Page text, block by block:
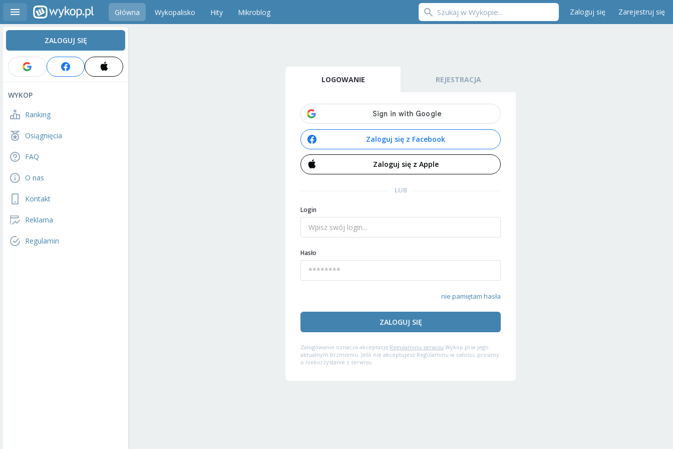
Główna Wykopalisko Hity Mikroblog Zaloguj się Zarejestruj się
ZALOGUJ SIĘ
WYKOP
Ranking
Osiągnięcia
FAQ
O nas
Kontakt
Reklama
Regulamin
LOGOWANIE REJESTRACJA
Zaloguj się z Facebook
Zaloguj się z Apple
LUB
Login
Hasło
nie pamiętam hasła
ZALOGUJ SIĘ
Zalogowanie oznacza akceptację Regulaminu serwisu Wykop.pl w jego
aktualnym brzmieniu. Jeśli nie akceptujesz Regulaminu w całości, prosimy
o niekorzystanie z serwisu.